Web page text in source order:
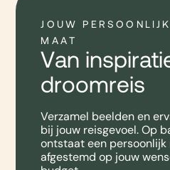
JOUW
MAAT
Van
droomreis
Verzamel beelden en
bij jouw reisgevoel. Op
ontstaat een persoonlijk
afgestemd op jouw